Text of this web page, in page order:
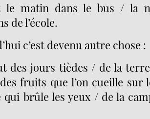
le matin dans le bus / la
de l’école.
c’est devenu autre chose :
des jours tièdes / de la
fruits que l’on cueille sur
brûle les yeux / de la